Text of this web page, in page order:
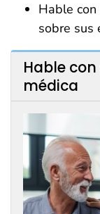
Hable
sobre sus
Hable
médica